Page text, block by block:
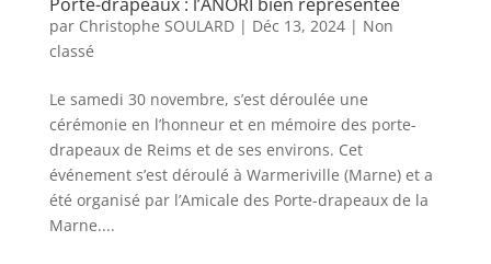
par Christophe SOULARD| Déc 13, 2024| Non
classé
Le samedi 30 novembre, s’est déroulée une
cérémonie en l’honneur et en mémoire des porte-
drapeaux de Reims et de ses environs. Cet
événement s’est déroulé à Warmeriville (Marne) et a
été organisé par l’Amicale des Porte-drapeaux de la
Marne....